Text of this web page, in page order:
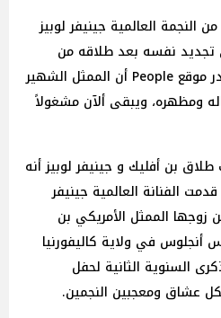
العالمية جينيفر لوبيز
تجديد نفسه بعد طلاقه من
جينيفر لوبيز حيث أخب المصدر موقع People أن الممثل الشهير
ومظهره، ويبقى ألآن مشغولاً
طلاق بن أفليك و جينيفر لوبيز أنه
الفنانة العالمية جينيفر
زوجها الممثل الأمريكي بن
في ولاية كاليفورنيا
السنوية الثانية لحفل
عشاق ومعجبين النجمين.